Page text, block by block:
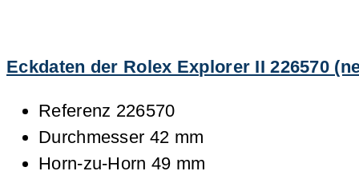
Eckdaten der Rolex Explorer II 226570
Referenz 226570
Durchmesser 42 mm
Horn-zu-Horn 49 mm